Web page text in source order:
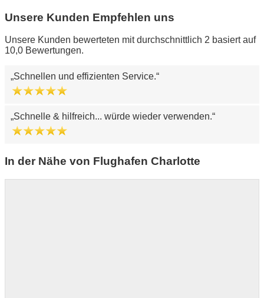
Unsere Kunden Empfehlen uns
Unsere Kunden bewerteten mit durchschnittlich 2 basiert auf
10,0 Bewertungen.
Schnellen und effizienten Service.
Schnelle & hilfreich... würde wieder verwenden.
In der Nähe von Flughafen Charlotte